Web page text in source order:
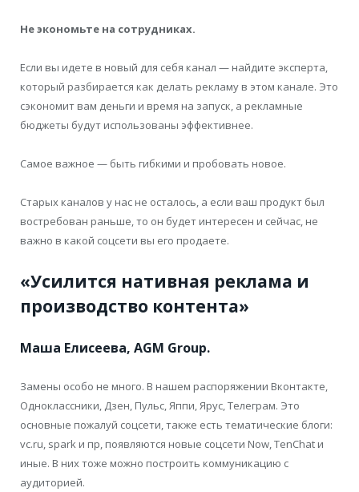
Не экономьте на сотрудниках.
Если вы идете в новый для себя канал — найдите эксперта,
который разбирается как делать рекламу в этом канале. Это
сэкономит вам деньги и время на запуск, а рекламные
бюджеты будут использованы эффективнее.
Самое важное — быть гибкими и пробовать новое.
Старых каналов у нас не осталось, а если ваш продукт был
востребован раньше, то он будет интересен и сейчас, не
важно в какой соцсети вы его продаете.
«Усилится нативная реклама и
производство контента»
Маша Елисеева, AGM Group.
Замены особо не много. В нашем распоряжении Вконтакте,
Одноклассники, Дзен, Пульс, Яппи, Ярус, Телеграм. Это
основные пожалуй соцсети, также есть тематические блоги:
vc.ru, spark и пр, появляются новые соцсети Now, TenChat и
иные. В них тоже можно построить коммуникацию с
аудиторией.